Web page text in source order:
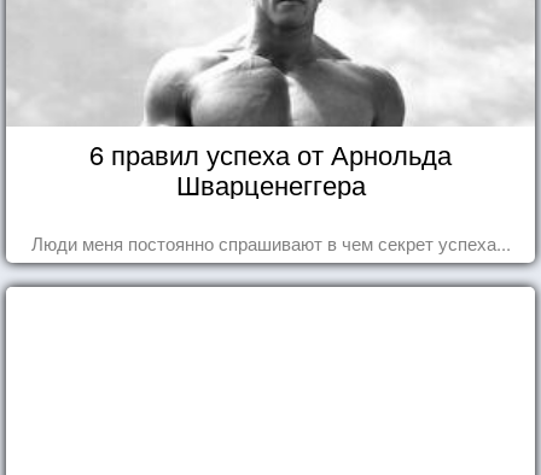
6 правил успеха от Арнольда
Шварценеггера
Люди меня постоянно спрашивают в чем секрет успеха...